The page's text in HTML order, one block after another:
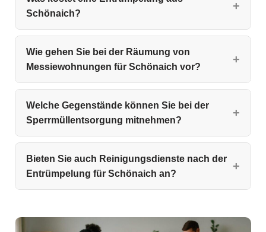
Schönaich?
Wie gehen Sie bei der Räumung von
Messiewohnungen für Schönaich vor?
Welche Gegenstände können Sie bei der
Sperrmüllentsorgung mitnehmen?
Bieten Sie auch Reinigungsdienste nach der
Entrümpelung für Schönaich an?